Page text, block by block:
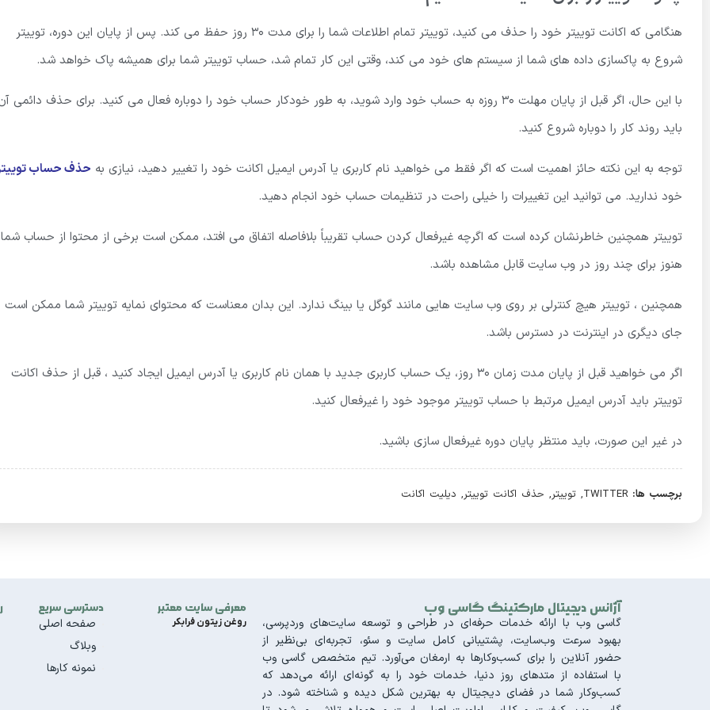
هنگامی که اکانت توییتر خود را حذف می کنید، توییتر تمام اطلاعات شما را برای مدت 30 روز حفظ می کند. پس از پایان این دوره، توییتر
شروع به پاکسازی داده های شما از سیستم های خود می کند، وقتی این کار تمام شد، حساب توییتر شما برای همیشه پاک خواهد شد.
با این حال، اگر قبل از پایان مهلت 30 روزه به حساب خود وارد شوید، به طور خودکار حساب خود را دوباره فعال می کنید. برای حذف دائمی
باید روند کار را دوباره شروع کنید.
توجه به این نکته حائز اهمیت است که اگر فقط می خواهید نام کاربری یا آدرس ایمیل اکانت خود را تغییر دهید، نیازی به حذف حساب
خود ندارید. می توانید این تغییرات را خیلی راحت در تنظیمات حساب خود انجام دهید.
توییتر همچنین خاطرنشان کرده است که اگرچه غیرفعال کردن حساب تقریباً بلافاصله اتفاق می افتد، ممکن است برخی از محتوا از حساب شما
هنوز برای چند روز در وب سایت قابل مشاهده باشد.
همچنین ، توییتر هیچ کنترلی بر روی وب سایت هایی مانند گوگل یا بینگ ندارد. این بدان معناست که محتوای نمایه توییتر شما ممکن است
جای دیگری در اینترنت در دسترس باشد.
اگر می خواهید قبل از پایان مدت زمان 30 روز، یک حساب کاربری جدید با همان نام کاربری یا آدرس ایمیل ایجاد کنید ، قبل از حذف اکانت
توییتر باید آدرس ایمیل مرتبط با حساب توییتر موجود خود را غیرفعال کنید.
در غیر این صورت، باید منتظر پایان دوره غیرفعال سازی باشید.
برچسب ها: TWITTER
, توییتر, حذف اکانت توییتر, دیلیت اکانت
آژانس دیجیتال مارکتینگ گاسی وب
گاسی وب با ارائه خدمات حرفه‌ای در طراحی و توسعه سایت‌های وردپرسی،
بهبود سرعت وب‌سایت، پشتیبانی کامل سایت و سئو، تجربه‌ای بی‌نظیر از
حضور آنلاین را برای کسب‌وکارها به ارمغان می‌آورد. تیم متخصص گاسی وب
با استفاده از متدهای روز دنیا، خدمات خود را به گونه‌ای ارائه می‌دهد که
کسب‌وکار شما در فضای دیجیتال به بهترین شکل دیده و شناخته شود. در
معرفی سایت معتبر
روغن زیتون فرابکر
دسترسی سریع
صفحه اصلی
وبلاگ
نمونه کارها